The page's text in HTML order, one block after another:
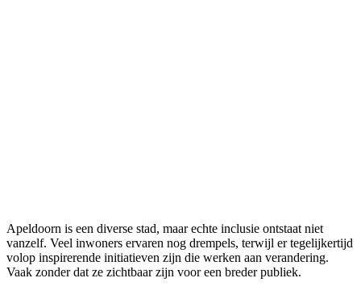
Apeldoorn is een diverse stad, maar echte inclusie ontstaat niet
vanzelf. Veel inwoners ervaren nog drempels, terwijl er tegelijkertijd
volop inspirerende initiatieven zijn die werken aan verandering.
Vaak zonder dat ze zichtbaar zijn voor een breder publiek.